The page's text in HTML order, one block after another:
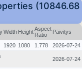
(10846.68
Width HeightAspect
Ratio
Päivitys
1920 1080 1.778 2026-07-24
2026-07-24